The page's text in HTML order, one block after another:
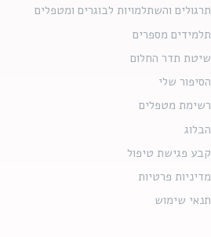
תרגולים והשתלמויות לבוגרים ומטפלים
תלמידים מספרים
שיטת תדר החלום
הסיפור שלי
רשימת מטפלים
הבלוג
קבע פגישת טיפול
מדיניות פרטיות
תנאי שימוש